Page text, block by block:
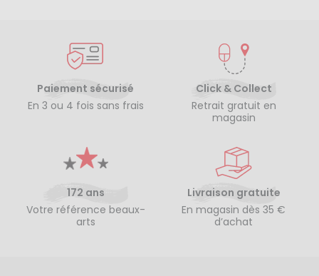
Paiement sécurisé
En 3 ou 4 fois sans frais
Click & Collect
Retrait gratuit en
magasin
172 ans
Votre référence beaux-
arts
Livraison gratuite
En magasin dès 35 €
d’achat